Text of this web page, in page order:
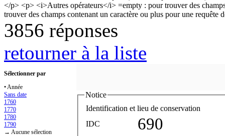
3856 réponses
retourner à la liste
Sélectionner par
• Année
Sans date
1760
1770
1780
1790
→ Aucune sélection
Notice
Identification et lieu de conservation
IDC
690